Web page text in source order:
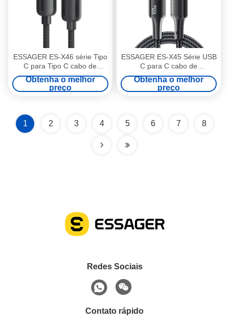
ESSAGER ES-X46 série Tipo
C para Tipo C cabo de
carregamento rápido 100W
Obtenha o melhor
preço
ESSAGER ES-X45 Série USB
C para C cabo de
carregamento rápido 100W
1m 2m 3m
Obtenha o melhor
preço
1 2 3 4 5 6 7 8
Redes Sociais
Contato rápido